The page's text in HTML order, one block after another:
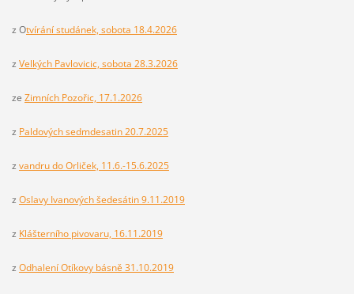
z Otvírání studánek, sobota 18.4.2026
z Velkých Pavlovicic, sobota 28.3.2026
ze Zimních Pozořic, 17.1.2026
z Paldových sedmdesatin 20.7.2025
z vandru do Orliček, 11.6.-15.6.2025
z Oslavy Ivanových šedesátin 9.11.2019
z Klášterního pivovaru, 16.11.2019
z Odhalení Otíkovy básně 31.10.2019